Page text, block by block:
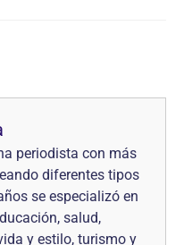
periodista con más
diferentes tipos
se especializó en
salud,
y estilo, turismo y